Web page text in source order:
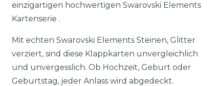
einzigartigen hochwertigen Swarovski Elements
Kartenserie .
Mit echten Swarovski Elements Steinen, Glitter
verziert, sind diese Klappkarten unvergleichlich
und unvergesslich. Ob Hochzeit, Geburt oder
Geburtstag, jeder Anlass wird abgedeckt.